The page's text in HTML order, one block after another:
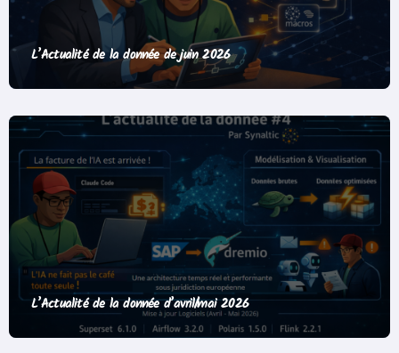
L’Actualité de la donnée de juin 2026
L’Actualité de la donnée d’avril/mai 2026